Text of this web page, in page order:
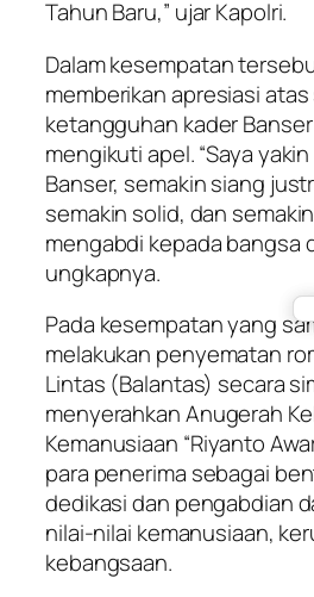
Tahun Baru,” ujar Kapolri.
Dalam kesempatan
memberikan apresiasi
ketangguhan kader
mengikuti apel. “Saya
Banser, semakin siang
semakin solid, dan
mengabdi kepada bangsa
ungkapnya.
Pada kesempatan yang
melakukan penyematan
Lintas (Balantas) secara
menyerahkan Anugerah
Kemanusiaan “Riyanto
para penerima sebagai
dedikasi dan pengabdian
nilai-nilai kemanusiaan,
kebangsaan.